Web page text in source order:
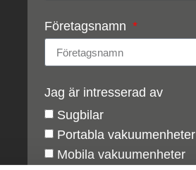
Företagsnamn
Jag är intresserad av
Sugbilar
Portabla vakuumenheter
Mobila vakuumenheter